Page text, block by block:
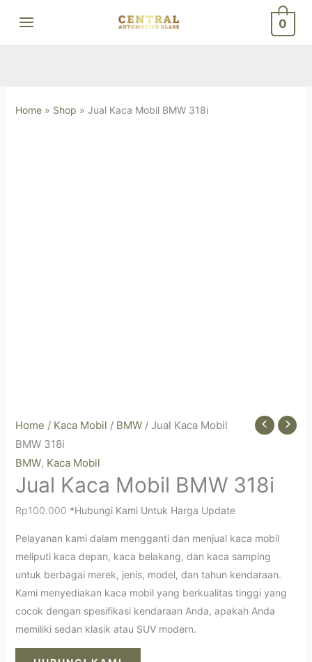
0
Home» Shop » Jual Kaca Mobil BMW 318i
Home / Kaca Mobil / BMW/ Jual Kaca Mobil
BMW 318i
BMW, Kaca Mobil
Jual Kaca Mobil BMW 318i
Rp100.000 *Hubungi Kami Untuk Harga Update
Pelayanan kami dalam mengganti dan menjual kaca mobil
meliputi kaca depan, kaca belakang, dan kaca samping
untuk berbagai merek, jenis, model, dan tahun kendaraan.
Kami menyediakan kaca mobil yang berkualitas tinggi yang
cocok dengan spesifikasi kendaraan Anda, apakah Anda
memiliki sedan klasik atau SUV modern.